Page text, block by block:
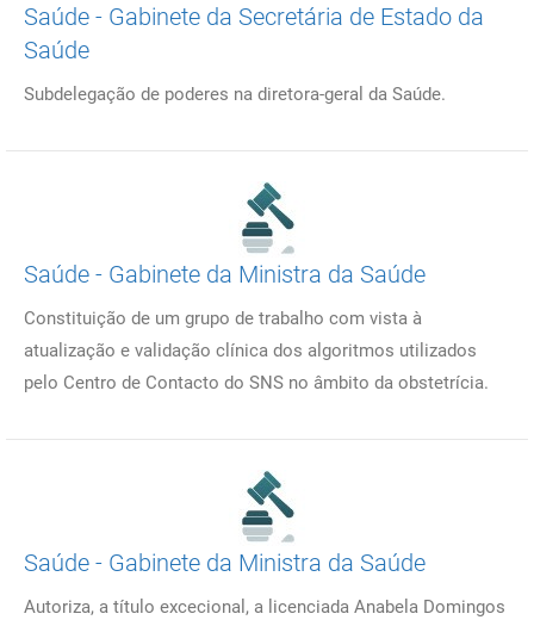
Saúde - Gabinete da Secretária de Estado da
Saúde
Subdelegação de poderes na diretora-geral da Saúde.
Saúde - Gabinete da Ministra da Saúde
Constituição de um grupo de trabalho com vista à
atualização e validação clínica dos algoritmos utilizados
pelo Centro de Contacto do SNS no âmbito da obstetrícia.
Saúde - Gabinete da Ministra da Saúde
Autoriza, a título excecional, a licenciada Anabela Domingos